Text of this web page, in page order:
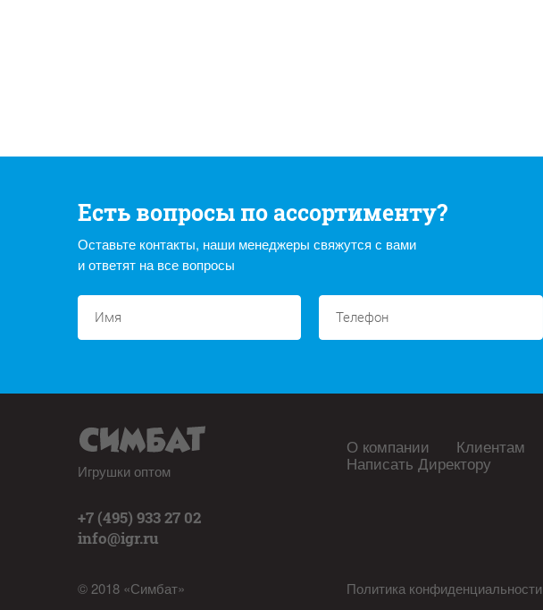
Есть вопросы по ассортименту?
Оставьте контакты, наши менеджеры свяжутся с вами
и ответят на все вопросы
Игрушки оптом
+7 (495) 933 27 02
info@igr.ru
© 2018 «Симбат»
О компании Клиентам
Написать Директору
Политика конфиденциальности